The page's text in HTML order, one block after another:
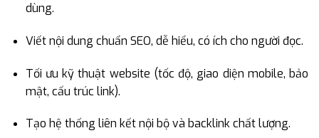
dùng.
Viết nội dung chuẩn SEO, dễ hiểu, có ích cho người đọc.
Tối ưu kỹ thuật website (tốc độ, giao diện mobile, bảo
mật, cấu trúc link).
Tạo hệ thống liên kết nội bộ và backlink chất lượng.